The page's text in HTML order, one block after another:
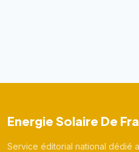
Energie Solaire De
Service éditorial national dédié